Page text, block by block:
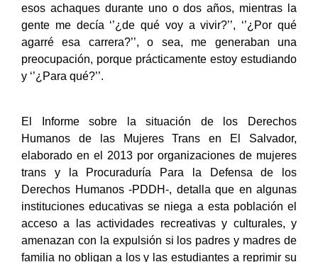
carrera tiene tanto estigma de no tener futuro. Viví
esos achaques durante uno o dos años, mientras la
gente me decía ‘’¿de qué voy a vivir?’’, ‘’¿Por qué
agarré esa carrera?’’, o sea, me generaban una
preocupación, porque prácticamente estoy estudiando
El Informe sobre la situación de los Derechos
Humanos de las Mujeres Trans en El Salvador,
elaborado en el 2013 por organizaciones de mujeres
trans y la Procuraduría Para la Defensa de los
Derechos Humanos -PDDH-, detalla que en algunas
instituciones educativas se niega a esta población el
acceso a las actividades recreativas y culturales, y
amenazan con la expulsión si los padres y madres de